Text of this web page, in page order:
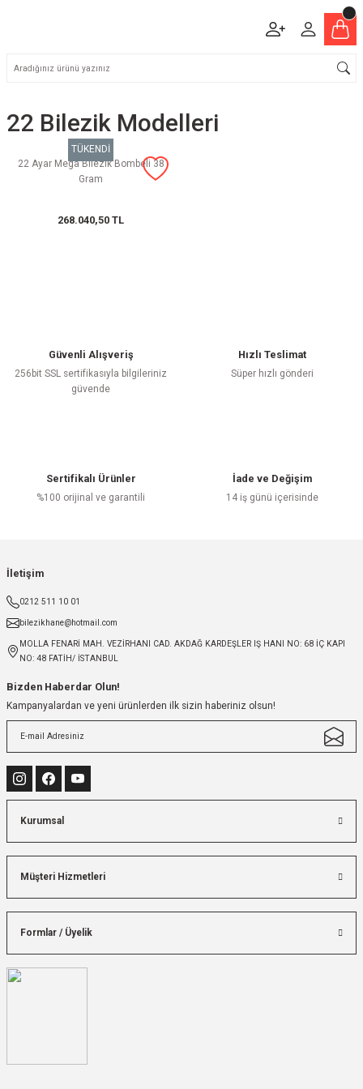
22 Bilezik Modelleri
TÜKENDİ
22 Ayar Mega Bilezik Bombeli 38
Gram
268.040,50 TL
Güvenli Alışveriş
256bit SSL sertifikasıyla bilgileriniz
güvende
Hızlı Teslimat
Süper hızlı gönderi
Sertifikalı Ürünler
%100 orijinal ve garantili
İade ve Değişim
14 iş günü içerisinde
İletişim
0212 511 10 01
bilezikhane@hotmail.com
MOLLA FENARİ MAH. VEZİRHANI CAD. AKDAĞ KARDEŞLER IŞ HANI NO: 68 İÇ KAPI
NO: 48 FATİH/ İSTANBUL
Bizden Haberdar Olun!
Kampanyalardan ve yeni ürünlerden ilk sizin haberiniz olsun!
Kurumsal
Müşteri Hizmetleri
Formlar / Üyelik